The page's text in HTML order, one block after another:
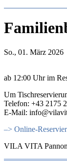
So., 01. März 2026
ab 12:00 Uhr im
Um
Telefon: +43 2175
E-Mail:
–> Online-
VILA VITA